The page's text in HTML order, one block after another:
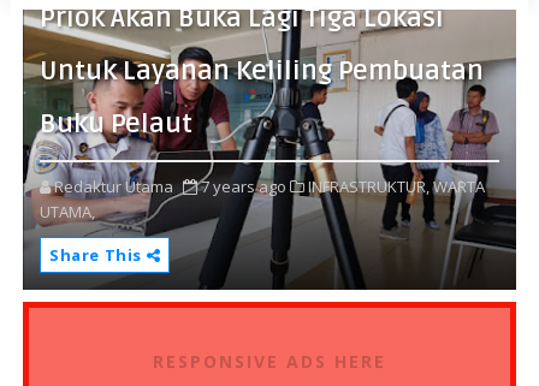
Priok Akan Buka Lagi Tiga Lokasi
Untuk Layanan Keliling Pembuatan
Buku Pelaut
Redaktur Utama 7 years ago INFRASTRUKTUR,WARTA
UTAMA,
Share This
RESPONSIVE ADS HERE